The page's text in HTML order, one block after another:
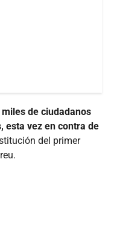
de ciudadanos
esta vez en contra de
del primer